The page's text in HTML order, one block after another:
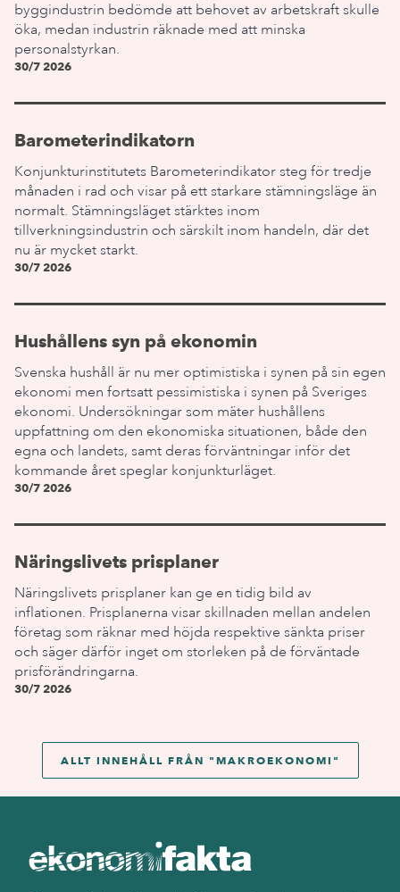
byggindustrin bedömde att behovet av arbetskraft skulle
öka, medan industrin räknade med att minska
personalstyrkan.
30/7 2026
Barometerindikatorn
Konjunkturinstitutets Barometerindikator steg för tredje
månaden i rad och visar på ett starkare stämningsläge än
normalt. Stämningsläget stärktes inom
tillverkningsindustrin och särskilt inom handeln, där det
nu är mycket starkt.
30/7 2026
Hushållens syn på ekonomin
Svenska hushåll är nu mer optimistiska i synen på sin egen
ekonomi men fortsatt pessimistiska i synen på Sveriges
ekonomi. Undersökningar som mäter hushållens
uppfattning om den ekonomiska situationen, både den
egna och landets, samt deras förväntningar inför det
kommande året speglar konjunkturläget.
30/7 2026
Näringslivets prisplaner
Näringslivets prisplaner kan ge en tidig bild av
inflationen. Prisplanerna visar skillnaden mellan andelen
företag som räknar med höjda respektive sänkta priser
och säger därför inget om storleken på de förväntade
prisförändringarna.
30/7 2026
ALLT INNEHÅLL FRÅN " MAKROEKONOMI "